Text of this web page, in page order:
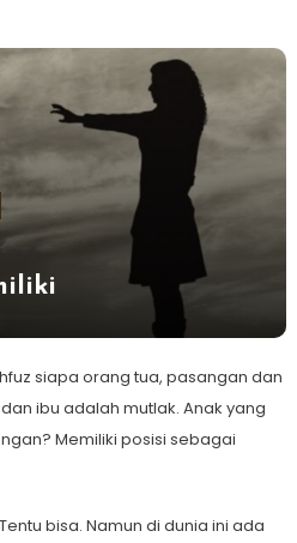
siapa orang tua, pasangan dan
ibu adalah mutlak. Anak yang
Memiliki posisi sebagai
bisa. Namun di dunia ini ada